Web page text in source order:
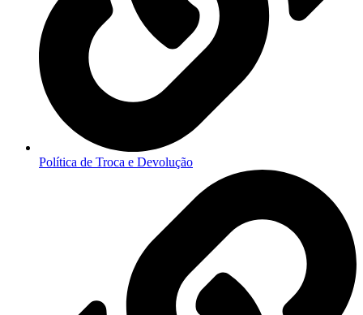
Política de Troca e Devolução